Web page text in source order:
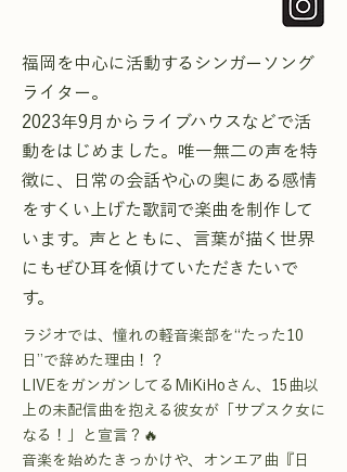
福岡を中心に活動するシンガーソング
ライター。
2023年9月からライブハウスなどで活
動をはじめました。唯一無二の声を特
徴に、日常の会話や心の奥にある感情
をすくい上げた歌詞で楽曲を制作して
います。声とともに、言葉が描く世界
にもぜひ耳を傾けていただきたいで
す。
ラジオでは、憧れの軽音楽部を“たった10
日”で辞めた理由！？
LIVEをガンガンしてるMiKiHoさん、15曲以
上の未配信曲を抱える彼女が「サブスク女に
なる！」と宣言？🔥
音楽を始めたきっかけや、オンエア曲『日